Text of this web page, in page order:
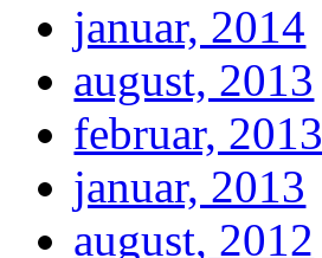
januar, 2014
august, 2013
februar, 2013
januar, 2013
august, 2012